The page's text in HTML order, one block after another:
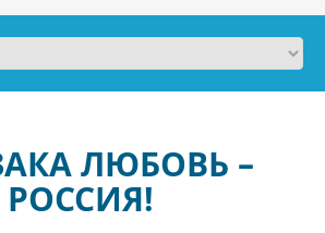
ЛЮБОВЬ –
РОССИЯ!